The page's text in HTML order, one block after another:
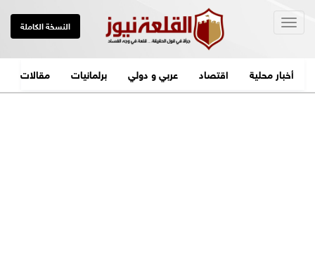
النسخة الكاملة
أخبار محلية اقتصاد عربي و دولي برلمانيات مقالات